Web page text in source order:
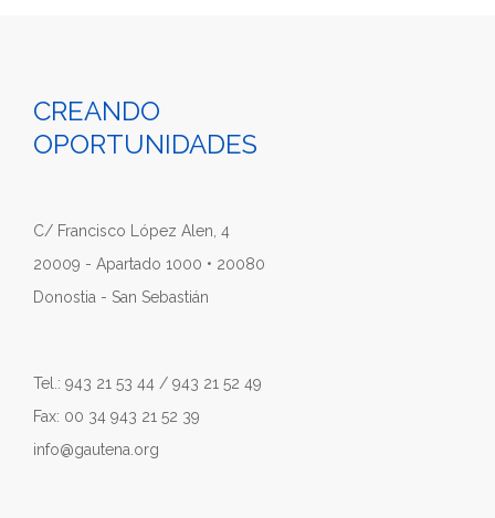
CREANDO
OPORTUNIDADES
C/ Francisco López Alen, 4
20009 - Apartado 1000 • 20080
Donostia - San Sebastián
Tel.: 943 21 53 44 / 943 21 52 49
Fax: 00 34 943 21 52 39
info@gautena.org